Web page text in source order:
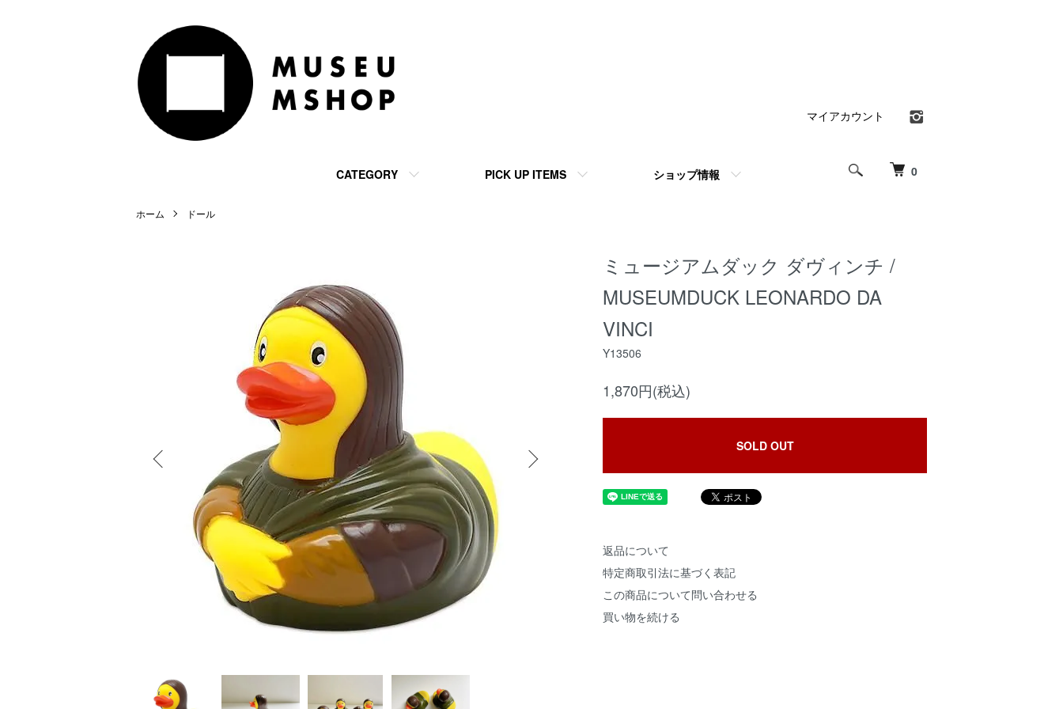
0
CATEGORY PICK UP ITEMS ショップ情報
マイアカウント
ホーム ドール
ミュージアムダック ダヴィンチ /
MUSEUMDUCK LEONARDO DA
VINCI
Y13506
1,870円(税込)
SOLD OUT
返品について
特定商取引法に基づく表記
この商品について問い合わせる
買い物を続ける